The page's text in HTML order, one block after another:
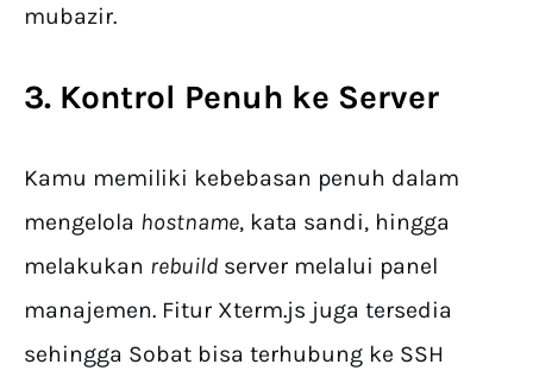
mubazir.
3. Kontrol Penuh ke Server
Kamu memiliki kebebasan penuh dalam
mengelola hostname, kata sandi, hingga
melakukan rebuild server melalui panel
manajemen. Fitur Xterm.js juga tersedia
sehingga Sobat bisa terhubung ke SSH